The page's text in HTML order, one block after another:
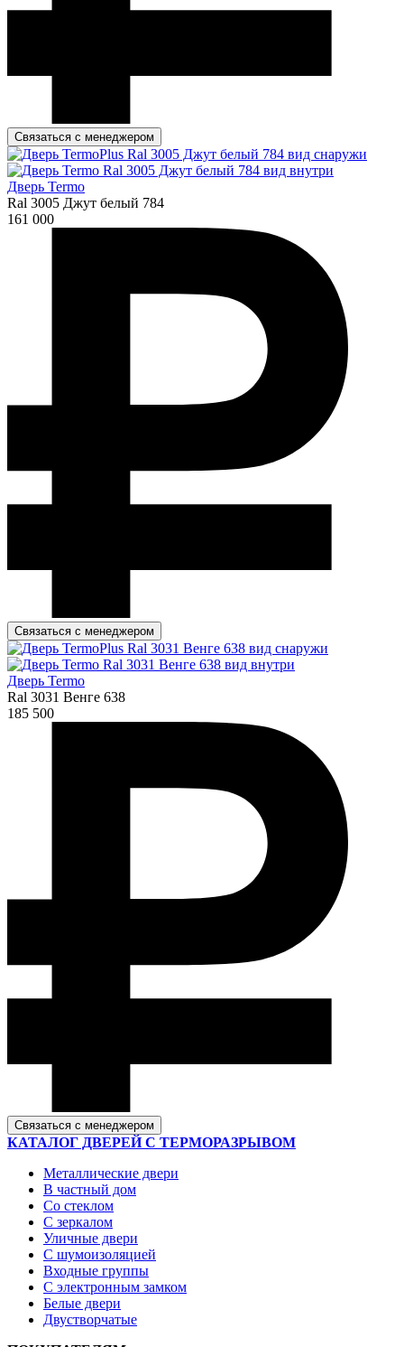
Связаться с менеджером
Дверь Termo
Ral 3005 Джут белый 784
161 000
Связаться с менеджером
Дверь Termo
Ral 3031 Венге 638
185 500
Связаться с менеджером
КАТАЛОГ ДВЕРЕЙ С ТЕРМОРАЗРЫВОМ
Металлические двери
В частный дом
Со стеклом
С зеркалом
Уличные двери
С шумоизоляцией
Входные группы
С электронным замком
Белые двери
Двустворчатые